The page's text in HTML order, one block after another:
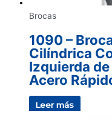
Brocas
1090 –
Cilíndrica
Izquierda de
Acero
Leer más